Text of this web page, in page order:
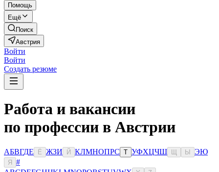
Помощь
Ещё
Поиск
Австрия
Войти
Войти
Создать резюме
Работа и вакансии
по профессии в Австрии
АБВГДЕ Ё ЖЗИ Й КЛМНОПРС Т УФХЦЧШ Ы ЭЮ
Я
#